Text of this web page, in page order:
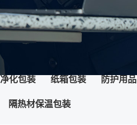
净化包装 纸箱包装 防护用品
隔热材保温包装